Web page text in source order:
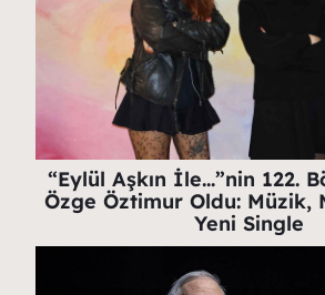
“Eylül Aşkın İle…”nin 122.
Özge Öztimur Oldu: Müzik,
Yeni Single